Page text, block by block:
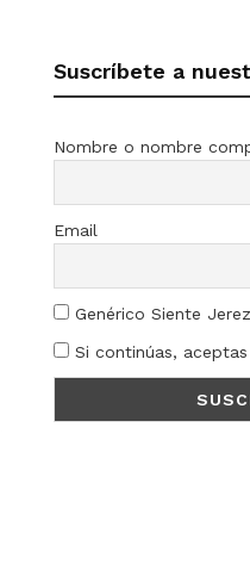
Suscríbete a
Nombre o nombre
Email
Genérico Siente Jerez
Si continúas,